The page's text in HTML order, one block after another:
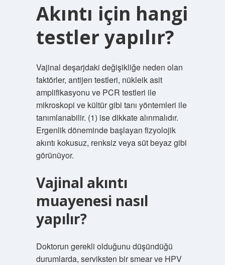
Akıntı için hangi
testler yapılır?
Vajinal deşarjdaki değişikliğe neden olan
faktörler, antijen testleri, nükleik asit
amplifikasyonu ve PCR testleri ile
mikroskopi ve kültür gibi tanı yöntemleri ile
tanımlanabilir. (1) ise dikkate alınmalıdır.
Ergenlik döneminde başlayan fizyolojik
akıntı kokusuz, renksiz veya süt beyaz gibi
görünüyor.
Vajinal akıntı
muayenesi nasıl
yapılır?
Doktorun gerekli olduğunu düşündüğü
durumlarda, serviksten bir smear ve HPV